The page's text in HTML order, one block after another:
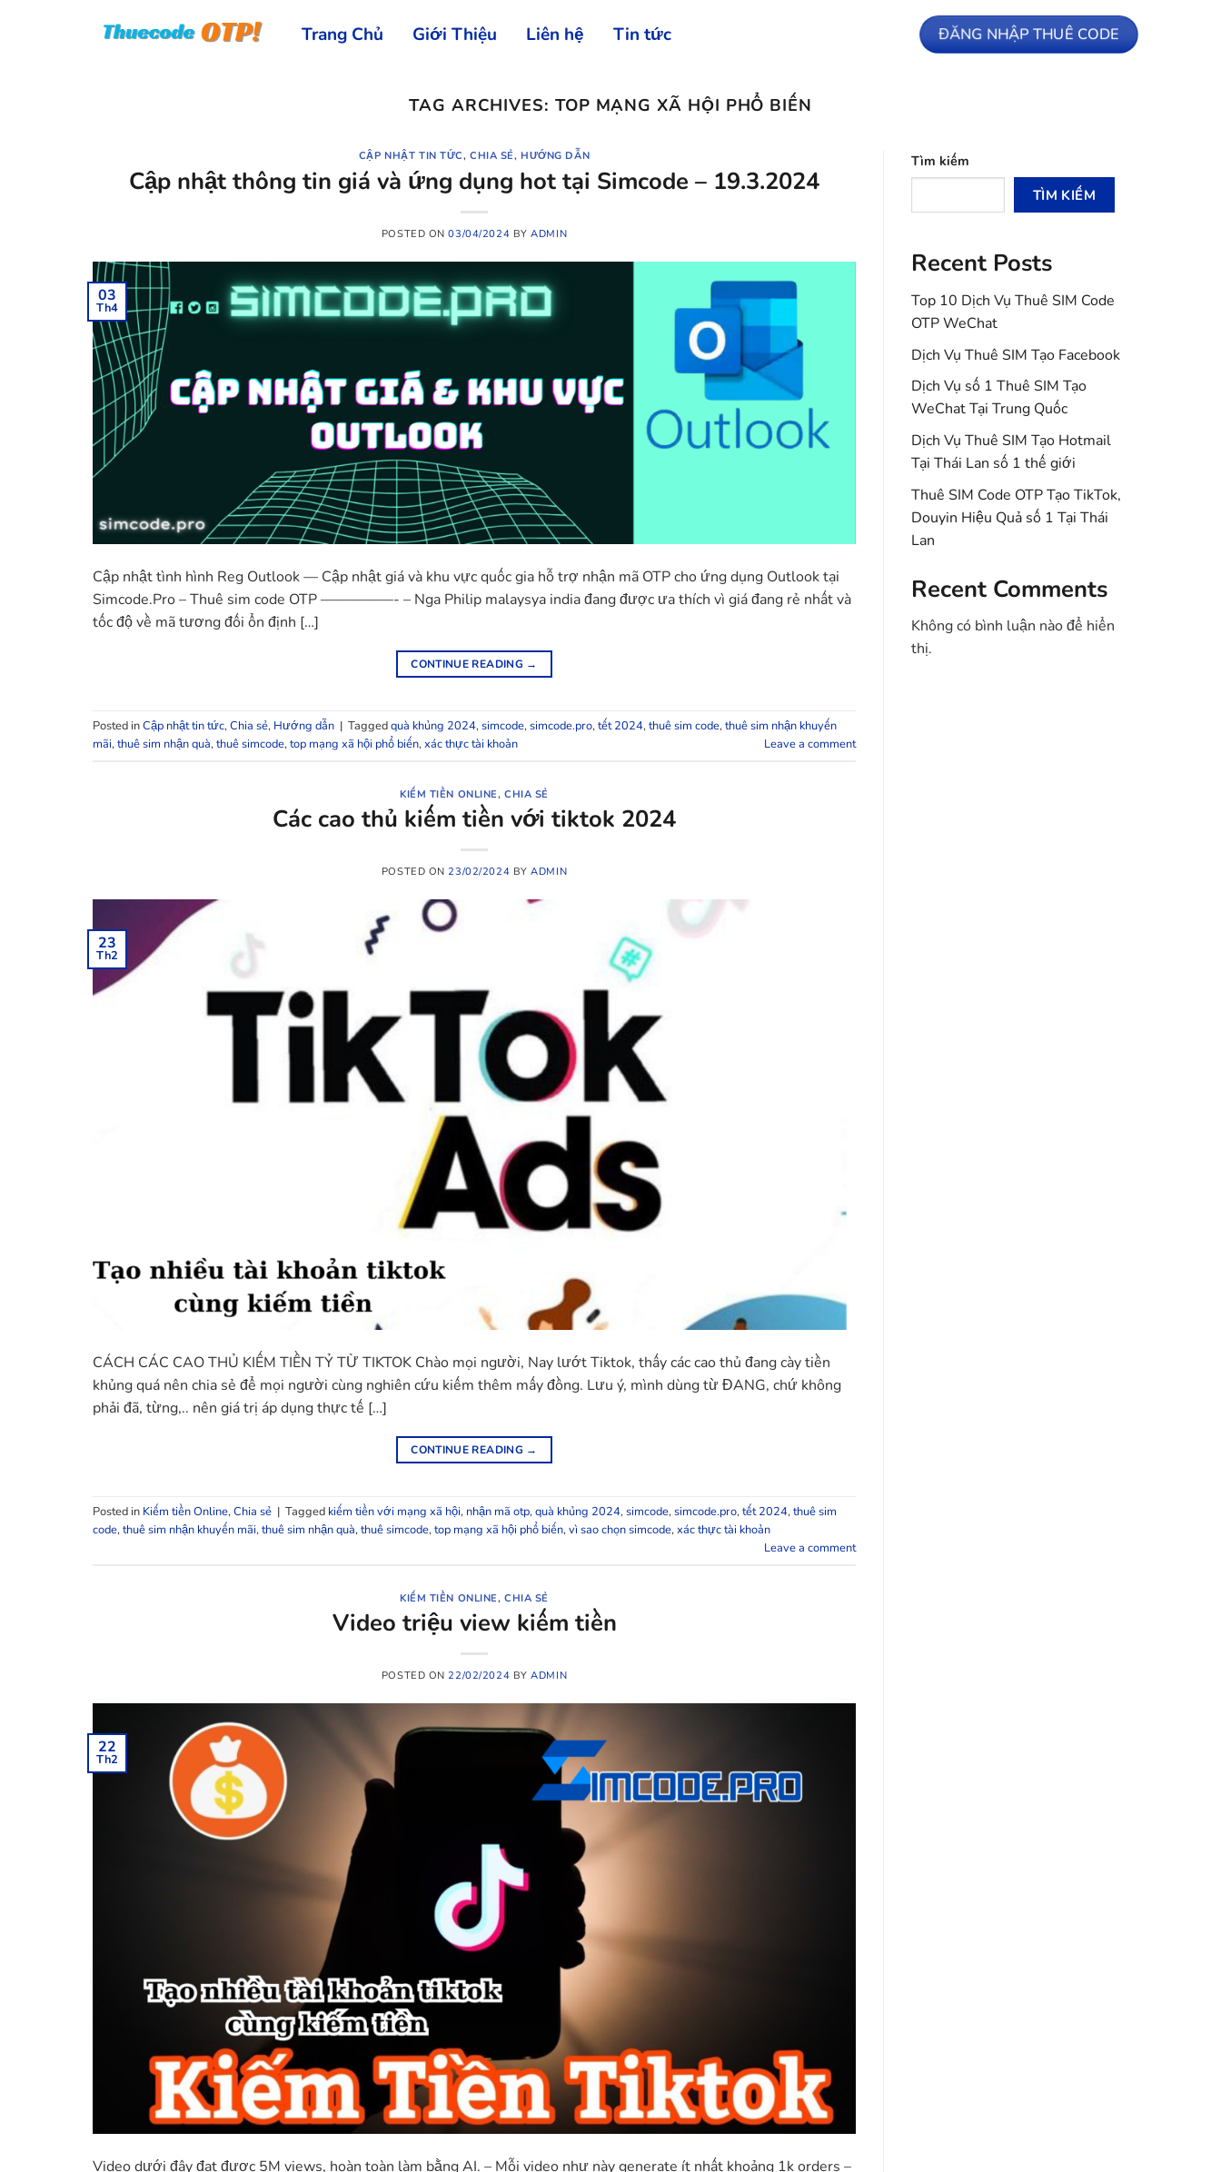
Trang Chủ Giới Thiệu Liên hệ Tin tức ĐĂNG NHẬP THUÊ CODE
TAG ARCHIVES: TOP MẠNG XÃ HỘI PHỔ BIẾN
CẬP NHẬT TIN TỨC, CHIA SẺ,HƯỚNG DẪN
Cập nhật thông tin giá và ứng dụng hot tại Simcode – 19.3.2024
POSTED ON03/04/2024 BYADMIN
03
Th4
Cập nhật tình hình Reg Outlook — Cập nhật giá và khu vực quốc gia hỗ trợ nhận mã OTP cho ứng dụng Outlook tại
Simcode.Pro – Thuê sim code OTP —————- – Nga Philip malaysya india đang được ưa thích vì giá đang rẻ nhất và
tốc độ về mã tương đối ổn định […]
CONTINUE READING →
Posted inCập nhật tin tức, Chia sẻ, Hướng dẫn | Taggedquà khủng 2024, simcode, simcode.pro, tết 2024, thuê sim code, thuê sim nhận khuyến
mãi, thuê sim nhận quà, thuê simcode, top mạng xã hội phổ biến, xác thực tài khoản Leave a comment
KIẾM TIỀN ONLINE,CHIA SẺ
Các cao thủ kiếm tiền với tiktok 2024
POSTED ON23/02/2024 BYADMIN
23
Th2
CÁCH CÁC CAO THỦ KIẾM TIỀN TỶ TỪ TIKTOK Chào mọi người, Nay lướt Tiktok, thấy các cao thủ đang cày tiền
khủng quá nên chia sẻ để mọi người cùng nghiên cứu kiếm thêm mấy đồng. Lưu ý, mình dùng từ ĐANG, chứ không
phải đã, từng,.. nên giá trị áp dụng thực tế […]
CONTINUE READING →
Posted in Kiếm tiền Online, Chia sẻ | Tagged kiếm tiền với mạng xã hội, nhận mã otp, quà khủng 2024, simcode, simcode.pro, tết 2024, thuê sim
code, thuê sim nhận khuyến mãi, thuê sim nhận quà, thuê simcode, top mạng xã hội phổ biến, vì sao chọn simcode, xác thực tài khoản
Leave a comment
KIẾM TIỀN ONLINE,CHIA SẺ
Video triệu view kiếm tiền
POSTED ON22/02/2024 BYADMIN
22
Th2
Video dưới đây đạt được 5M views, hoàn toàn làm bằng AI. – Mỗi video như này generate ít nhất khoảng 1k orders –
Tìm kiếm
TÌM KIẾM
Recent Posts
Top 10 Dịch Vụ Thuê SIM Code
OTP WeChat
Dịch Vụ Thuê SIM Tạo Facebook
Dịch Vụ số 1 Thuê SIM Tạo
WeChat Tại Trung Quốc
Dịch Vụ Thuê SIM Tạo Hotmail
Tại Thái Lan số 1 thế giới
Thuê SIM Code OTP Tạo TikTok,
Douyin Hiệu Quả số 1 Tại Thái
Lan
Recent Comments
Không có bình luận nào để hiển
thị.